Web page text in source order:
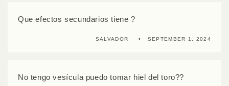
Que efectos secundarios tiene ?
SALVADOR SEPTEMBER 1, 2024
No tengo vesícula puedo tomar hiel del toro??